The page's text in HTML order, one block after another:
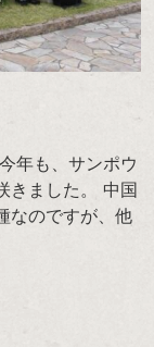
年も、サンポウ
きました。 中国
なのですが、他